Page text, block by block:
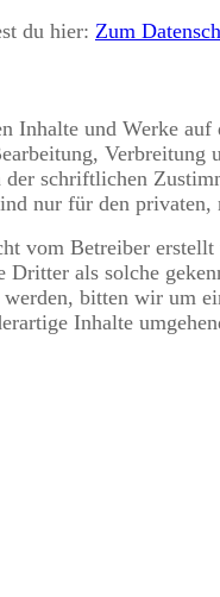
du hier: Zum
Inhalte und Werke auf
Verbreitung
der schriftlichen
nur für den
vom Betreiber
Dritter als solche
bitten wir um
Inhalte